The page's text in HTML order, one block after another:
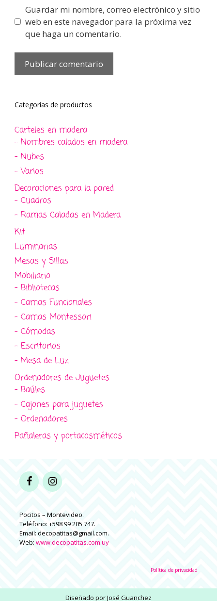
Guardar mi nombre, correo electrónico y sitio
web en este navegador para la próxima vez
que haga un comentario.
Categorías de productos
Carteles en madera
- Nombres calados en madera
- Nubes
- Varios
Decoraciones para la pared
- Cuadros
- Ramas Caladas en Madera
Kit
Luminarias
Mesas y Sillas
Mobiliario
- Bibliotecas
- Camas Funcionales
- Camas Montessori
- Cómodas
- Escritorios
- Mesa de Luz
Ordenadores de Juguetes
- Baúles
- Cajones para juguetes
- Ordenadores
Pañaleras y portacosméticos
Pocitos – Montevideo.
Teléfono: +598 99 205 747.
Email: decopatitas@gmail.com.
Web: www.decopatitas.com.uy
Política de privacidad
Diseñado porJosé Guanchez